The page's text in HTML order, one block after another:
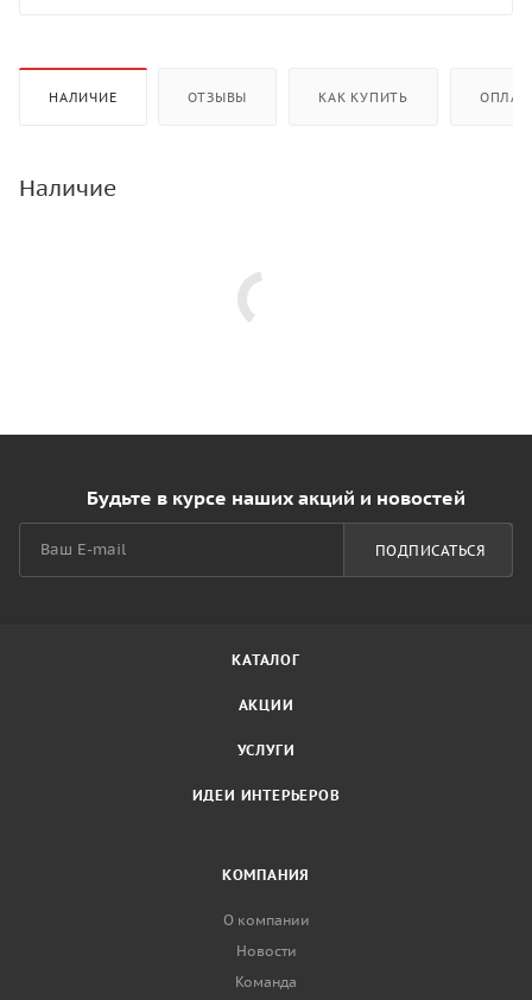
НАЛИЧИЕ ОТЗЫВЫ КАК КУПИТЬ
Наличие
Будьте в курсе наших акций и новостей
ПОДПИСАТЬСЯ
КАТАЛОГ
АКЦИИ
УСЛУГИ
ИДЕИ ИНТЕРЬЕРОВ
КОМПАНИЯ
О компании
Новости
Команда